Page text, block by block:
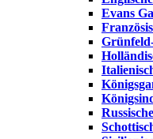
Evans